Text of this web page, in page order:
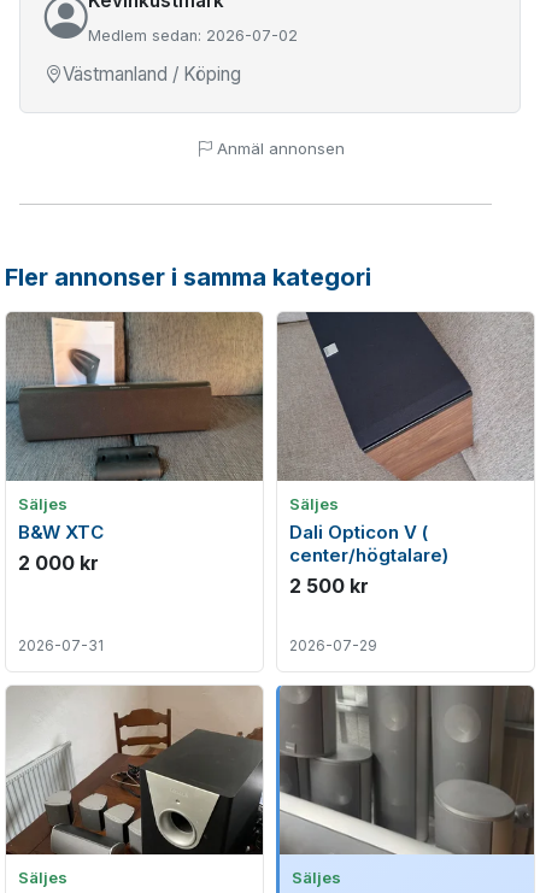
Medlem sedan: 2026-07-02
Västmanland / Köping
Anmäl annonsen
Fler annonser i samma kategori
Säljes
B&W XTC
2 000 kr
2026-07-31
Säljes
Dali Opticon V (
center/högtalare)
2 500 kr
2026-07-29
Säljes Säljes